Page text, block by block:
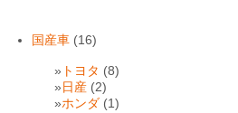
国産車 (16)
トヨタ (8)
日産 (2)
ホンダ (1)